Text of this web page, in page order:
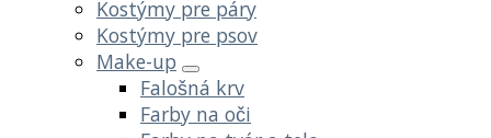
Kostýmy pre páry
Kostýmy pre psov
Make-up
Falošná krv
Farby na oči